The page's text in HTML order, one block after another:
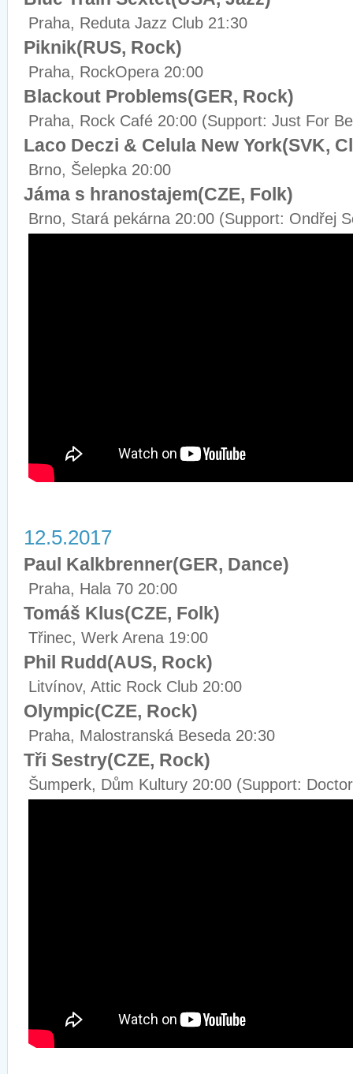
Praha, Reduta Jazz Club 21:30
Piknik(RUS, Rock)
Praha, RockOpera 20:00
Blackout Problems(GER, Rock)
Praha, Rock Café 20:00 (Support: Just For
Laco Deczi & Celula New York(SVK,
Brno, Šelepka 20:00
Jáma s hranostajem(CZE, Folk)
Brno, Stará pekárna 20:00 (Support: Ondřej
12.5.2017
Paul Kalkbrenner(GER, Dance)
Praha, Hala 70 20:00
Tomáš Klus(CZE, Folk)
Třinec, Werk Arena 19:00
Phil Rudd(AUS, Rock)
Litvínov, Attic Rock Club 20:00
Olympic(CZE, Rock)
Praha, Malostranská Beseda 20:30
Tři Sestry(CZE, Rock)
Šumperk, Dům Kultury 20:00 (Support: